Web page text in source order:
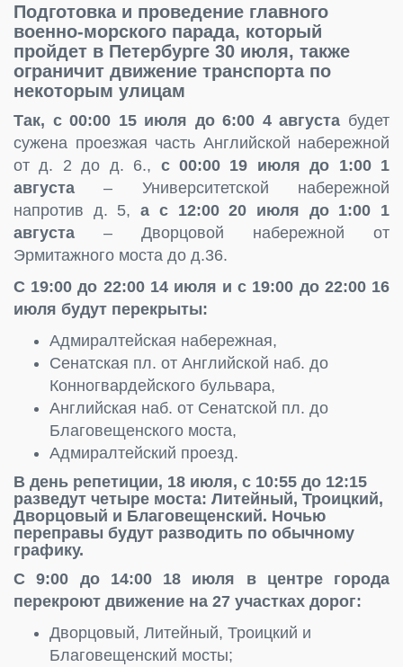
Подготовка и проведение главного
военно-морского парада, который
пройдет в Петербурге 30 июля, также
ограничит движение транспорта по
некоторым улицам
Так, с 00:00 15 июля до 6:00 4 августа будет
сужена проезжая часть Английской набережной
от д. 2 до д. 6., с 00:00 19 июля до 1:00 1
августа – Университетской набережной
напротив д. 5,а с 12:00 20 июля до 1:00 1
августа – Дворцовой набережной от
Эрмитажного моста до д.36.
С 19:00 до 22:00 14 июля и с 19:00 до 22:00 16
июля будут перекрыты:
Адмиралтейская набережная,
Сенатская пл. от Английской наб. до
Конногвардейского бульвара,
Английская наб. от Сенатской пл. до
Благовещенского моста,
Адмиралтейский проезд.
В день репетиции, 18 июля, с 10:55 до 12:15
разведут четыре моста: Литейный, Троицкий,
Дворцовый и Благовещенский. Ночью
переправы будут разводить по обычному
графику.
С 9:00 до 14:00 18 июля в центре города
перекроют движение на 27 участках дорог:
Дворцовый, Литейный, Троицкий и
Благовещенский мосты;